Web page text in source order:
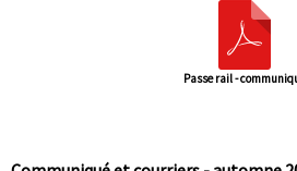
Passe rail -